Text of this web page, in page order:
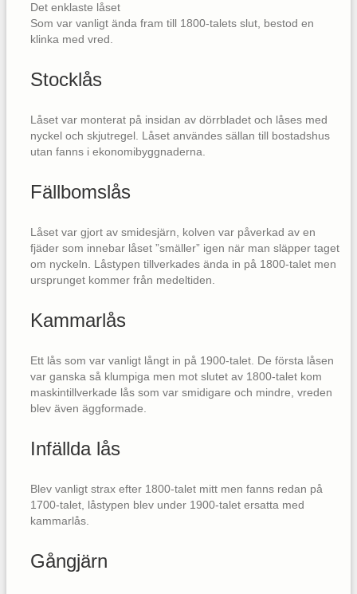
Det enklaste låset
Som var vanligt ända fram till 1800-talets slut, bestod en
klinka med vred.
Stocklås
Låset var monterat på insidan av dörrbladet och låses med
nyckel och skjutregel. Låset användes sällan till bostadshus
utan fanns i ekonomibyggnaderna.
Fällbomslås
Låset var gjort av smidesjärn, kolven var påverkad av en
fjäder som innebar låset ”smäller” igen när man släpper taget
om nyckeln. Låstypen tillverkades ända in på 1800-talet men
ursprunget kommer från medeltiden.
Kammarlås
Ett lås som var vanligt långt in på 1900-talet. De första låsen
var ganska så klumpiga men mot slutet av 1800-talet kom
maskintillverkade lås som var smidigare och mindre, vreden
blev även äggformade.
Infällda lås
Blev vanligt strax efter 1800-talet mitt men fanns redan på
1700-talet, låstypen blev under 1900-talet ersatta med
kammarlås.
Gångjärn